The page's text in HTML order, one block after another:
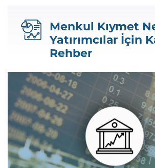
Şifreniz
Menkul Kıymet
Yatırımcılar İçin
Rehber